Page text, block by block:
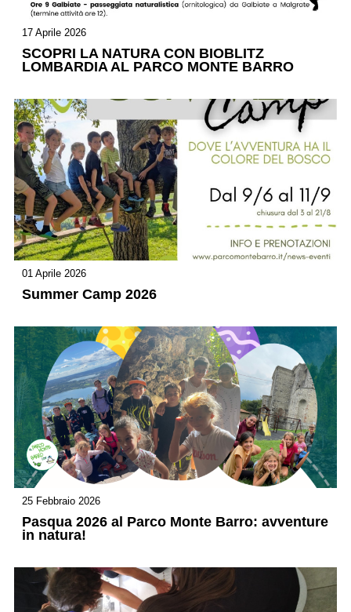
17 Aprile 2026
SCOPRI LA NATURA CON BIOBLITZ
LOMBARDIA AL PARCO MONTE BARRO
01 Aprile 2026
Summer Camp 2026
25 Febbraio 2026
Pasqua 2026 al Parco Monte Barro: avventure
in natura!